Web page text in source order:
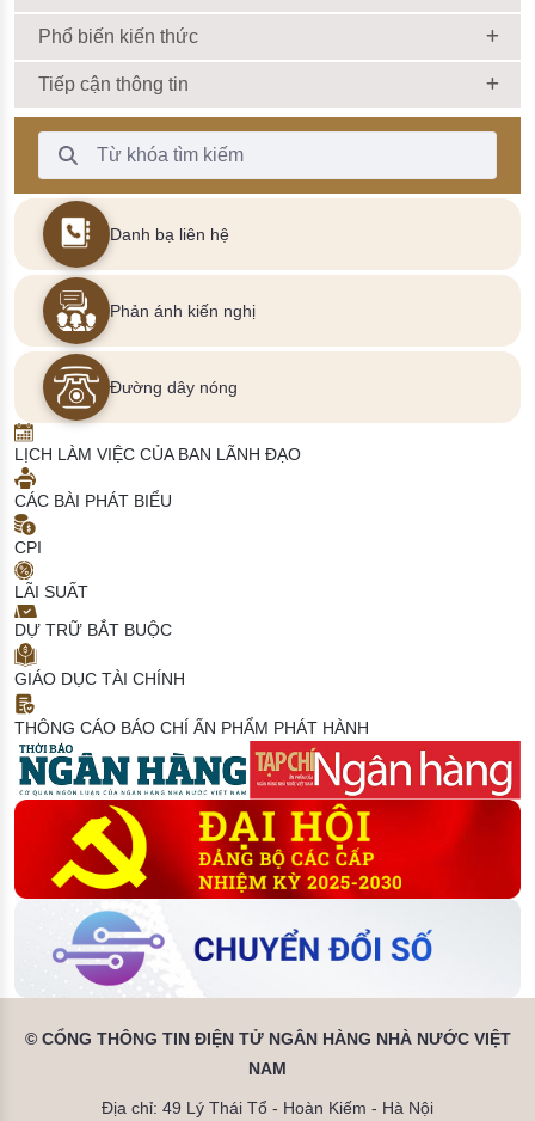
Phổ biến kiến thức
Tiếp cận thông tin
Thanh Tìm kiếm
Danh bạ liên hệ
Phản ánh kiến nghị
Đường dây nóng
LỊCH LÀM VIỆC CỦA BAN LÃNH ĐẠO
CÁC BÀI PHÁT BIỂU
CPI
LÃI SUẤT
DỰ TRỮ BẮT BUỘC
GIÁO DỤC TÀI CHÍNH
THÔNG CÁO BÁO CHÍ ẤN PHẨM PHÁT HÀNH
© CỔNG THÔNG TIN ĐIỆN TỬ NGÂN HÀNG NHÀ NƯỚC VIỆT
NAM
Địa chỉ: 49 Lý Thái Tổ - Hoàn Kiếm - Hà Nội